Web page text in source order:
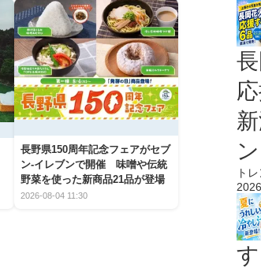
長野県150周年記念フェアがセブ
ン-イレブンで開催 味噌や伝統
野菜を使った新商品21品が登場
2026-08-04 11:30
ト